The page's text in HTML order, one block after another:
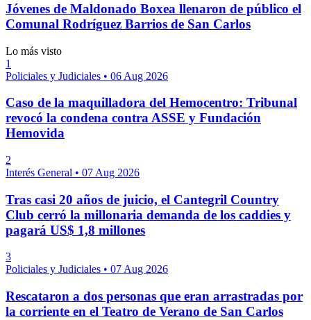
Jóvenes de Maldonado Boxea llenaron de público el
Comunal Rodríguez Barrios de San Carlos
Lo más visto
1
Policiales y Judiciales • 06 Aug 2026
Caso de la maquilladora del Hemocentro: Tribunal
revocó la condena contra ASSE y Fundación
Hemovida
2
Interés General • 07 Aug 2026
Tras casi 20 años de juicio, el Cantegril Country
Club cerró la millonaria demanda de los caddies y
pagará US$ 1,8 millones
3
Policiales y Judiciales • 07 Aug 2026
Rescataron a dos personas que eran arrastradas por
la corriente en el Teatro de Verano de San Carlos